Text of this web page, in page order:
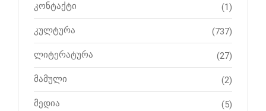
კონტაქტი (1)
კულტურა (737)
ლიტერატურა (27)
მამული (2)
მედია (5)